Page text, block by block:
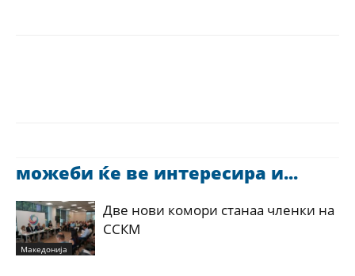
можеби ќе ве интересира и...
Македонија
Две нови комори станаа членки на
ССКМ